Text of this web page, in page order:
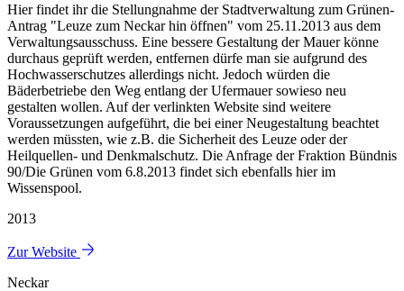
Hier findet ihr die Stellungnahme der Stadtverwaltung zum Grünen-
Antrag "Leuze zum Neckar hin öffnen" vom 25.11.2013 aus dem
Verwaltungsausschuss. Eine bessere Gestaltung der Mauer könne
durchaus geprüft werden, entfernen dürfe man sie aufgrund des
Hochwasserschutzes allerdings nicht. Jedoch würden die
Bäderbetriebe den Weg entlang der Ufermauer sowieso neu
gestalten wollen. Auf der verlinkten Website sind weitere
Voraussetzungen aufgeführt, die bei einer Neugestaltung beachtet
werden müssten, wie z.B. die Sicherheit des Leuze oder der
Heilquellen- und Denkmalschutz. Die Anfrage der Fraktion Bündnis
90/Die Grünen vom 6.8.2013 findet sich ebenfalls hier im
Wissenspool.
2013
Zur Website
Neckar